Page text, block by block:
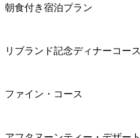
朝食付き宿泊プラン
リブランド記念ディナーコー
ファイン・コース